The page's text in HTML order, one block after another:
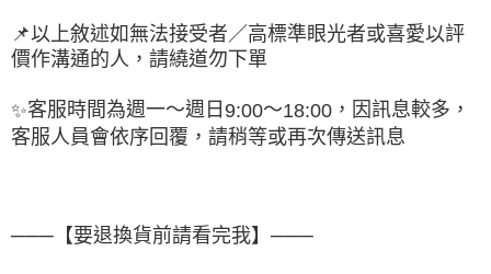
📌以上敘述如無法接受者／高標準眼光者或喜愛以評
價作溝通的人，請繞道勿下單
✨客服時間為週一～週日 9:00～18:00 ，因訊息較多，
客服人員會依序回覆，請稍等或再次傳送訊息
───【要退換貨前請看完我】───